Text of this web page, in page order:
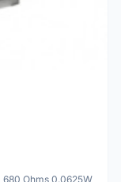
Ohms 0.0625W